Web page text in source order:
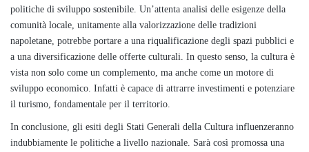
politiche di sviluppo sostenibile. Un’attenta analisi delle esigenze della
comunità locale, unitamente alla valorizzazione delle tradizioni
napoletane, potrebbe portare a una riqualificazione degli spazi pubblici e
a una diversificazione delle offerte culturali. In questo senso, la cultura è
vista non solo come un complemento, ma anche come un motore di
sviluppo economico. Infatti è capace di attrarre investimenti e potenziare
il turismo, fondamentale per il territorio.
In conclusione, gli esiti degli Stati Generali della Cultura influenzeranno
indubbiamente le politiche a livello nazionale. Sarà così promossa una